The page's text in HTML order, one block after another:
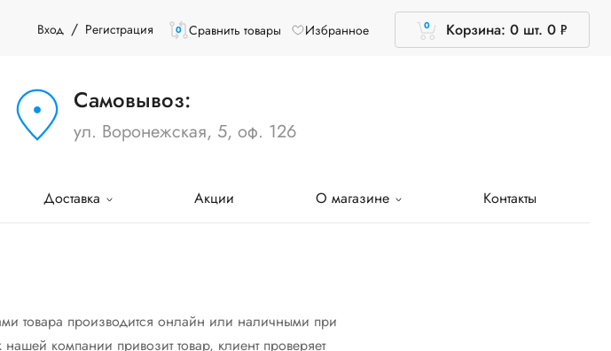
Вход / Регистрация 0 Сравнить товары Избранное Корзина: 0 шт.
0 0 Р
УБ.
Самовывоз:
ул. Воронежская, 5, оф. 126
Доставка Акции О магазине Контакты
товара производится онлайн или наличными при
компании привозит товар, клиент проверяет